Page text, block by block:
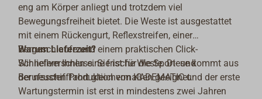
eng am Körper anliegt und trotzdem viel
Bewegungsfreiheit bietet. Die Weste ist ausgestattet
mit einem Rückengurt, Reflexstreifen, einer
Bergeschlaufe und einem praktischen Click-
Schnellverschluss. Sie ist für die Sport- und
Berufsschifffahrt gleichermaßen geeignet.
Warum Lieferzeit?
Wir liefern Ihnen eine frische Weste. Diese kommt aus
der neusten Produktion von KADEMATIC und der erste
Wartungstermin ist erst in mindestens zwei Jahren